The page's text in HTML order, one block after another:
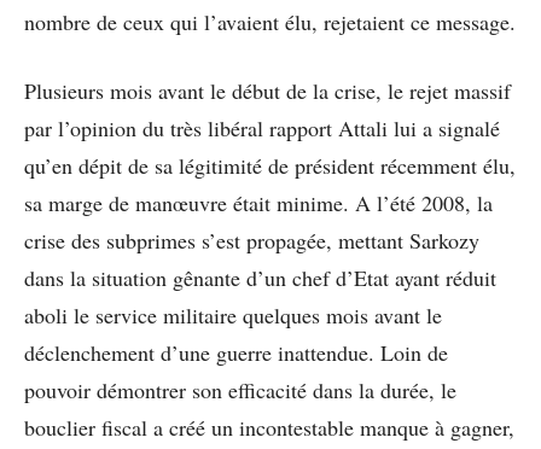
nombre de ceux qui l’avaient élu, rejetaient ce message.
Plusieurs mois avant le début de la crise, le rejet massif
par l’opinion du très libéral rapport Attali lui a signalé
qu’en dépit de sa légitimité de président récemment élu,
sa marge de manœuvre était minime. A l’été 2008, la
crise des subprimes s’est propagée, mettant Sarkozy
dans la situation gênante d’un chef d’Etat ayant réduit
aboli le service militaire quelques mois avant le
déclenchement d’une guerre inattendue. Loin de
pouvoir démontrer son efficacité dans la durée, le
bouclier fiscal a créé un incontestable manque à gagner,